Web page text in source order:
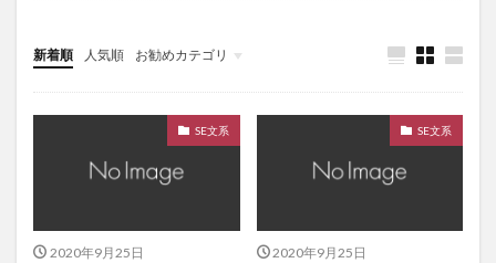
新着順 人気順 お勧めカテゴリ
未分類
SE文系
2020年9月25日
SE文系
2020年9月25日